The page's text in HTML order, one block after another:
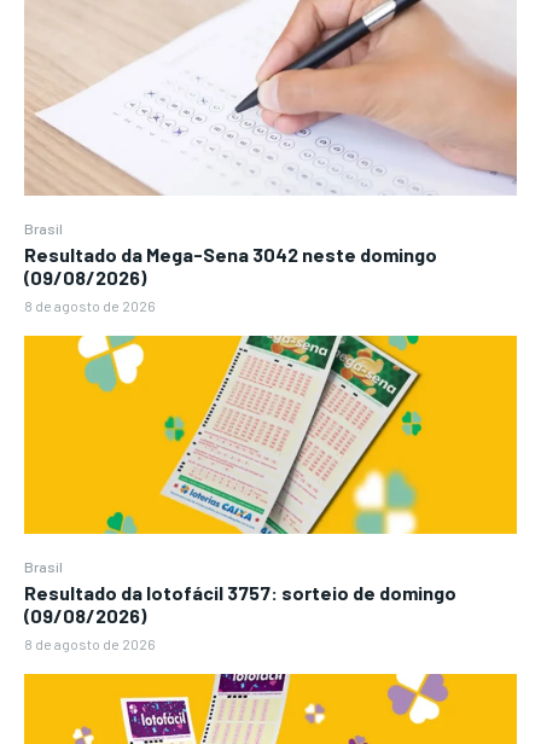
Brasil
Resultado da Mega-Sena 3042 neste domingo
(09/08/2026)
8 de agosto de 2026
Brasil
Resultado da lotofácil 3757: sorteio de domingo
(09/08/2026)
8 de agosto de 2026